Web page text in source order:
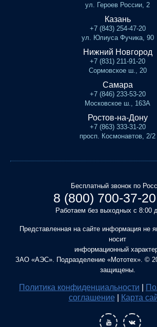
ул. Героев России, 2
Казань
+7 (843) 254-47-20
ул. Юлиуса Фучика, 90
Нижний Новгород
+7 (831) 211-91-20
Сормовское ш., 20
Самара
+7 (846) 233-53-20
Московское ш., 163А
Ростов-на-Дону
+7 (863) 333-31-20
просп. Космонавтов, 2/2
Бесплатный звонок по
8 (800) 700-37-20
Работаем без выходных с 8:00
Представленная на сайте информация не
носит
информационный
ЗАО «АЭС». Подразделение «Мототех». ©
защищены.
Политика конфиденциальности
соглашение
Карта